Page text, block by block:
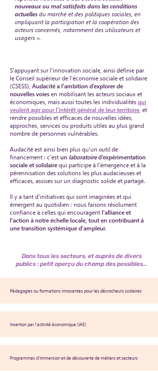
nouveaux ou mal satisfaits dans les conditions
actuelles du marché et des politiques sociales, en
impliquant la participation et la coopération des
acteurs concernés, notamment des utilisateurs et
usagers ».
S'appuyant sur l'innovation sociale, ainsi définie par
le Conseil supérieur de l'économie sociale et solidaire
(CSESS), Audacité a l'ambition d’explorer de
nouvelles voies en mobilisant les acteurs sociaux et
économiques, mais aussi toutes les individualités qui
veulent agir pour l'intérêt général de leur territoire, et
rendre possibles et efficaces de nouvelles idées,
approches, services ou produits utiles au plus grand
nombre de personnes vulnérables.
Audacité est ainsi bien plus qu’un outil de
financement : c’est un laboratoired’expérimentation
sociale et solidaire qui participe à l'émergence et à la
pérennisation des solutions les plus audacieuses et
efficaces, assises sur un diagnostic solide et partagé.
Il y a tant d'initiatives qui sont imaginées et qui
émergent au quotidien : nous faisons résolument
confiance à celles qui encouragent l'alliance et
l'action à notre échelle locale, tout en contribuant à
une transition systémique d'ampleur.
Dans tous les secteurs, et auprès de divers
publics : petit aperçu du champ des possibles...
Pédagogies ou formations innovantes pour les décrocheurs scolaires
Insertion par l’activité économique (IAE)
Programmes d'immersion et de découverte de métiers et secteurs